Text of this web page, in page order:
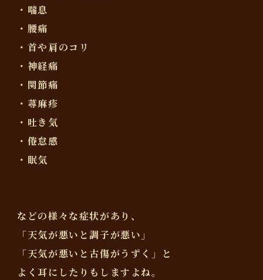
・喘息
・腰痛
・首や肩のコリ
・神経痛
・関節痛
・蕁麻疹
・吐き気
・倦怠感
・眠気
などの様々な症状があり、
「天気が悪いと調子が悪い」
「天気が悪いと古傷がうずく」と
よく耳にしたりもしますよね。